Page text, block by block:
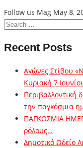
Follow us Mag May 8,
Recent Posts
Αγώνες Στίβου
Κυριακή 7
την παγκόσμια
ΠΑΓΚΟΣΜΙΑ
ρόλους…
Δημοτικό Ωδείο